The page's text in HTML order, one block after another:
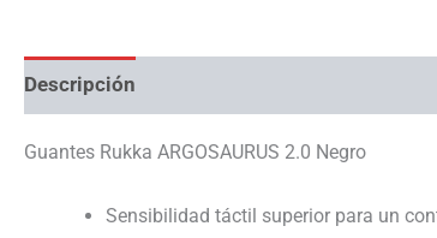
Descripción
Guantes Rukka ARGOSAURUS 2.0 Negro
Sensibilidad táctil superior para un